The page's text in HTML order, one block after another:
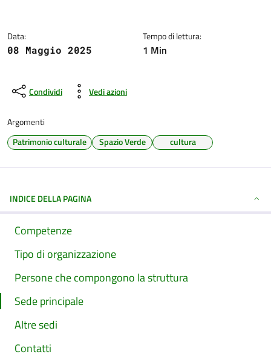
Data:
08 Maggio 2025
Tempo di lettura:
1 Min
Condividi Vedi azioni
Argomenti
Patrimonio culturale
Spazio Verde cultura
INDICE DELLA PAGINA
Competenze
Tipo di organizzazione
Persone che compongono la struttura
Sede principale
Altre sedi
Contatti